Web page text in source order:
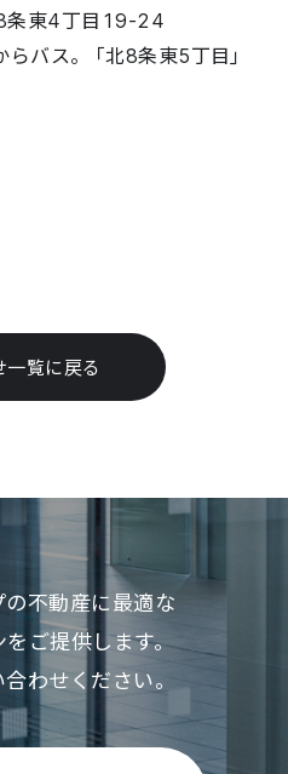
東4丁目19-24
バス。「北8条東5丁目」
一覧に戻る
不動産に最適な
ご提供します。
わせください。